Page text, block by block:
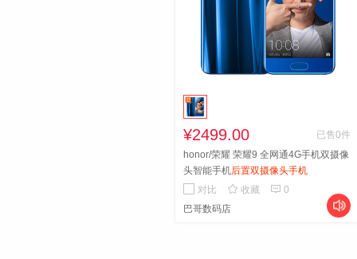
¥2499.00
已售0件
honor/荣耀 荣耀9 全网通4G手机双摄像
头智能手机后置双摄像头手机
对比
 收藏  0
巴哥数码店
